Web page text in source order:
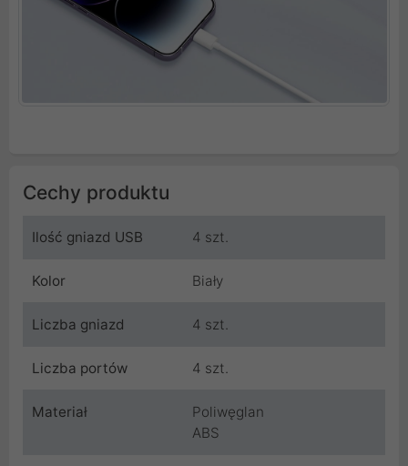
Cechy produktu
Ilość gniazd USB 4 szt.
Kolor Biały
Liczba gniazd 4 szt.
Liczba portów 4 szt.
Materiał
Poliwęglan
ABS